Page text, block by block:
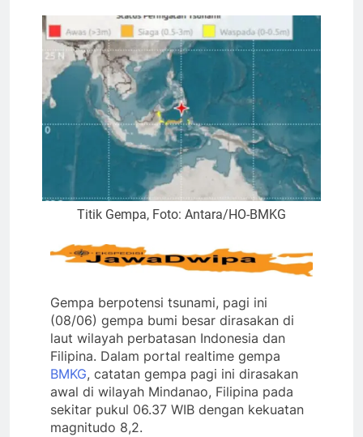
Titik Gempa, Foto: Antara/HO-BMKG
Gempa berpotensi tsunami, pagi ini
(08/06) gempa bumi besar dirasakan di
laut wilayah perbatasan Indonesia dan
Filipina. Dalam portal realtime gempa
BMKG, catatan gempa pagi ini dirasakan
awal di wilayah Mindanao, Filipina pada
sekitar pukul 06.37 WIB dengan kekuatan
magnitudo 8,2.